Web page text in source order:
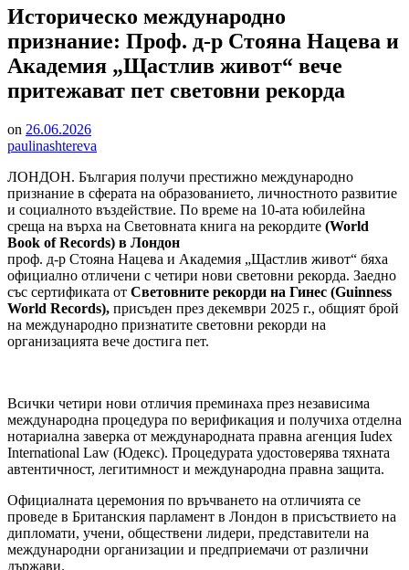
Историческо международно
признание: Проф. д-р Стояна Нацева и
Академия „Щастлив живот“ вече
притежават пет световни рекорда
on 26.06.2026
paulinashtereva
ЛОНДОН. България получи престижно международно
признание в сферата на образованието, личностното развитие
и социалното въздействие. По време на 10-ата юбилейна
среща на върха на Световната книга на рекордите (World
Book of Records) в Лондон
проф. д-р Стояна Нацева и Академия „Щастлив живот“ бяха
официално отличени с четири нови световни рекорда. Заедно
със сертификата от Световните рекорди на Гинес (Guinness
World Records), присъден през декември 2025 г., общият брой
на международно признатите световни рекорди на
организацията вече достига пет.
Всички четири нови отличия преминаха през независима
международна процедура по верификация и получиха отделна
нотариална заверка от международната правна агенция Iudex
International Law (Юдекс). Процедурата удостоверява тяхната
автентичност, легитимност и международна правна защита.
Официалната церемония по връчването на отличията се
проведе в Британския парламент в Лондон в присъствието на
дипломати, учени, обществени лидери, представители на
международни организации и предприемачи от различни
държави.